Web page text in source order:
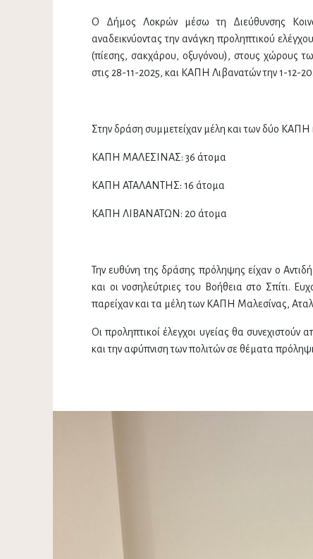
Ο Δήμος Λοκρών μέσω τη Διεύθυνσης
αναδεικνύοντας την ανάγκη προληπτικού
(πίεσης, σακχάρου, οξυγόνου), στους χώρους
στις 28-11-2025, και ΚΑΠΗ Λιβανατών την 1-12-
Στην δράση συμμετείχαν μέλη και των δύο ΚΑΠΗ
ΚΑΠΗ ΜΑΛΕΣΙΝΑΣ: 36 άτομα
ΚΑΠΗ ΑΤΑΛΑΝΤΗΣ: 16 άτομα
ΚΑΠΗ ΛΙΒΑΝΑΤΩΝ: 20 άτομα
Την ευθύνη της δράσης πρόληψης είχαν ο
και οι νοσηλεύτριες του Βοήθεια στο Σπίτι.
παρείχαν και τα μέλη των ΚΑΠΗ Μαλεσίνας,
Οι προληπτικοί έλεγχοι υγείας θα
και την αφύπνιση των πολιτών σε θέματα